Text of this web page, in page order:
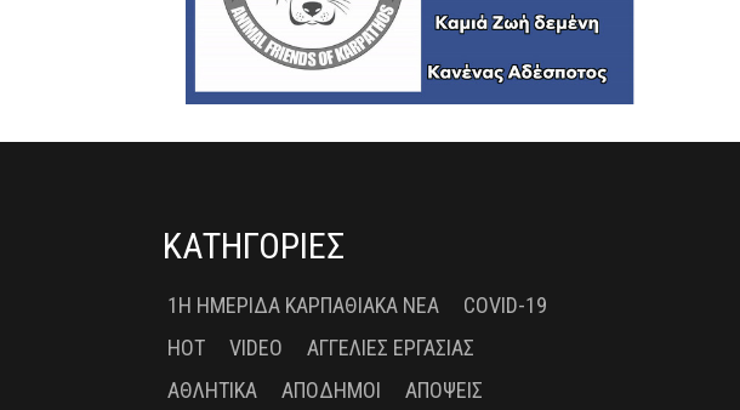
ΚΑΤΗΓΟΡΙΕΣ
1Η ΗΜΕΡΊΔΑ ΚΑΡΠΑΘΙΑΚΆ ΝΈΑ
COVID-19
HOT
VIDEO
ΑΓΓΕΛΊΕΣ ΕΡΓΑΣΊΑΣ
ΑΘΛΗΤΙΚΆ
ΑΠΌΔΗΜΟΙ ΑΠΌΨΕΙΣ